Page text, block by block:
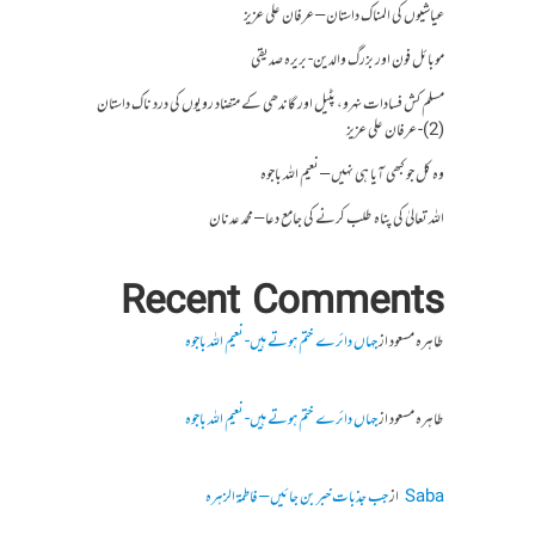
عیاشیوں کی المناک داستان – عرفان علی عزیز
موبائل فون اور بزرگ والدین- بریرہ صدیقی
مسلم کش فسادات نہرو، پٹیل اور گاندھی کے متضاد رویوں کی درد ناک داستان
(2)- عرفان علی عزیز
وہ کل جو کبھی آیا ہی نہیں – نعیم اللہ باجوہ
اللہ تعالیٰ کی پناہ طلب کرنے کی جامع دعا – محمد عدنان
Recent Comments
طاہرہ مسعودازجہاں دائرے ختم ہوتے ہیں- نعیم اللہ باجوہ
طاہرہ مسعودازجہاں دائرے ختم ہوتے ہیں- نعیم اللہ باجوہ
Sabaازجب جذبات خبر بن جائیں – فاطمۃالزہرہ